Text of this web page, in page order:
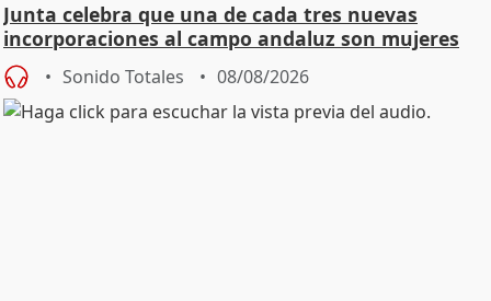
Junta celebra que una de cada tres nuevas
incorporaciones al campo andaluz son mujeres
jóvenes
Sonido Totales 08/08/2026